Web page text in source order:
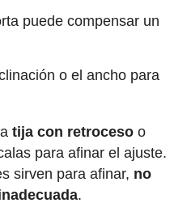
puede compensar un
o el ancho para
tija con retrocesoo
para afinar el ajuste.
sirven para afinar, no
.